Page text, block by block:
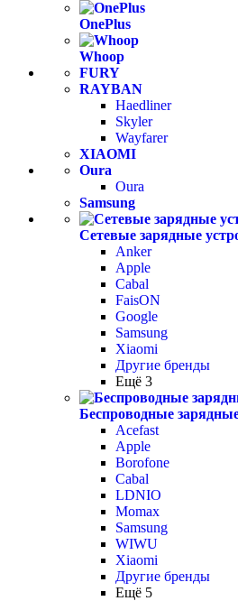
OnePlus
Whoop
FURY
RAYBAN
Haedliner
Skyler
Wayfarer
XIAOMI
Oura
Oura
Samsung
Сетевые зарядные
Anker
Apple
Cabal
FaisON
Google
Samsung
Xiaomi
Другие бренды
Ещё 3
Беспроводные
Acefast
Apple
Borofone
Cabal
LDNIO
Momax
Samsung
WIWU
Xiaomi
Другие бренды
Ещё 5